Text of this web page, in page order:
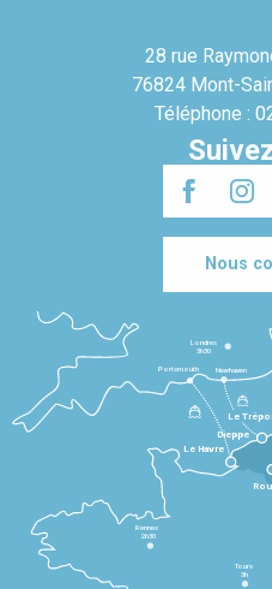
28 rue
76824 Mont-
Téléphone :
Nous
Le Havre
Dieppe
Le
Rennes
2h30
Tours
3h
Londres
3h30
Newhaven
Portsmouth